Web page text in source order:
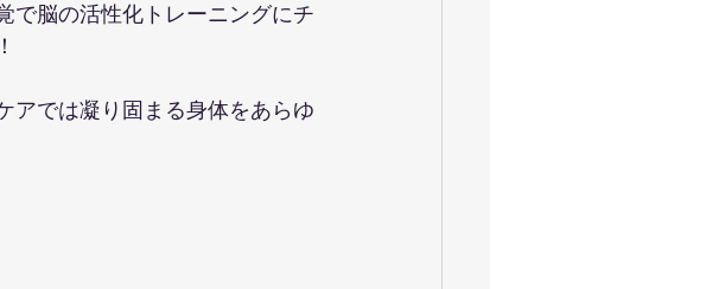
で脳の活性化トレーニングにチ
アでは凝り固まる身体をあらゆ